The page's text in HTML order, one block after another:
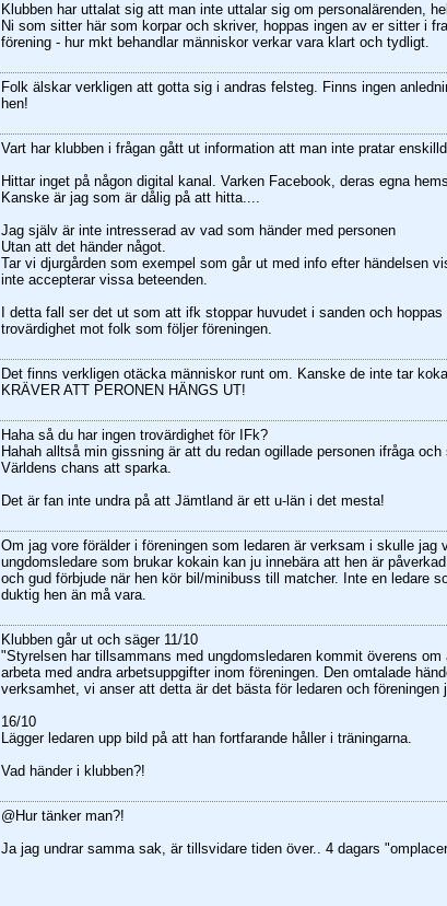
Klubben har uttalat sig att man inte uttalar sig om personalärenden,
Ni som sitter här som korpar och skriver, hoppas ingen av er sitter i
förening - hur mkt behandlar människor verkar vara klart och tydligt.
Folk älskar verkligen att gotta sig i andras felsteg. Finns ingen
hen!
Vart har klubben i frågan gått ut information att man inte pratar
Hittar inget på någon digital kanal. Varken Facebook, deras egna
Kanske är jag som är dålig på att hitta....
Jag själv är inte intresserad av vad som händer med personen
Utan att det händer något.
Tar vi djurgården som exempel som går ut med info efter händelsen
inte accepterar vissa beteenden.
I detta fall ser det ut som att ifk stoppar huvudet i sanden och
trovärdighet mot folk som följer föreningen.
Det finns verkligen otäcka människor runt om. Kanske de inte tar
KRÄVER ATT PERONEN HÄNGS UT!
Haha så du har ingen trovärdighet för IFk?
Hahah alltså min gissning är att du redan ogillade personen ifråga och
Världens chans att sparka.
Det är fan inte undra på att Jämtland är ett u-län i det mesta!
Om jag vore förälder i föreningen som ledaren är verksam i skulle jag
ungdomsledare som brukar kokain kan ju innebära att hen är
och gud förbjude när hen kör bil/minibuss till matcher. Inte en ledare
duktig hen än må vara.
Klubben går ut och säger 11/10
"Styrelsen har tillsammans med ungdomsledaren kommit överens
arbeta med andra arbetsuppgifter inom föreningen. Den omtalade
verksamhet, vi anser att detta är det bästa för ledaren och föreningen
16/10
Lägger ledaren upp bild på att han fortfarande håller i träningarna.
Vad händer i klubben?!
@Hur tänker man?!
Ja jag undrar samma sak, är tillsvidare tiden över.. 4 dagars